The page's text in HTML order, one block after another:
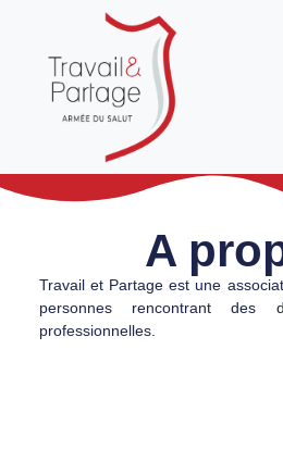
A
Travail et Partage est une
personnes rencontrant des
professionnelles.